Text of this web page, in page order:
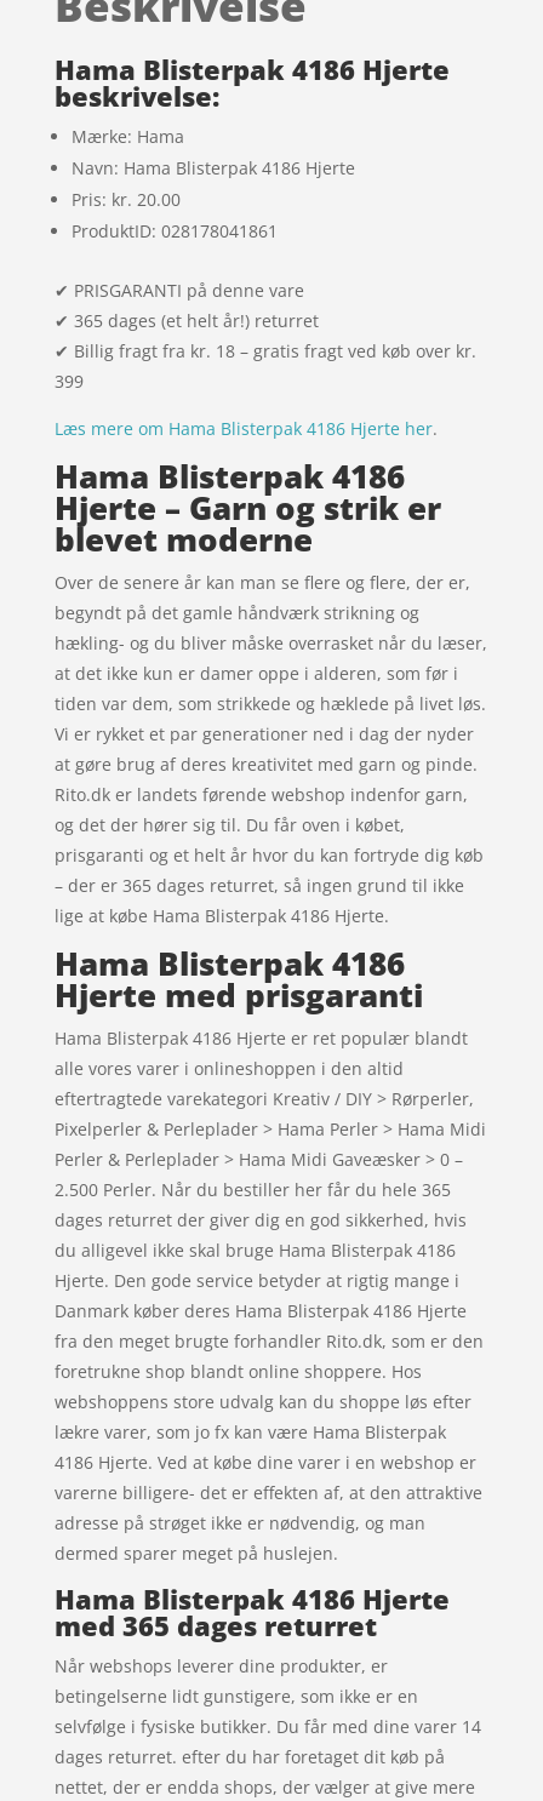
Hama Blisterpak 4186 Hjerte
beskrivelse:
Mærke: Hama
Navn: Hama Blisterpak 4186 Hjerte
Pris: kr. 20.00
ProduktID: 028178041861
✔ PRISGARANTI på denne vare
✔ 365 dages (et helt år!) returret
✔ Billig fragt fra kr. 18 – gratis fragt ved køb over kr.
399
Læs mere om Hama Blisterpak 4186 Hjerte her.
Hama Blisterpak 4186
Hjerte – Garn og strik er
blevet moderne
Over de senere år kan man se flere og flere, der er,
begyndt på det gamle håndværk strikning og
hækling- og du bliver måske overrasket når du læser,
at det ikke kun er damer oppe i alderen, som før i
tiden var dem, som strikkede og hæklede på livet løs.
Vi er rykket et par generationer ned i dag der nyder
at gøre brug af deres kreativitet med garn og pinde.
Rito.dk er landets førende webshop indenfor garn,
og det der hører sig til. Du får oven i købet,
prisgaranti og et helt år hvor du kan fortryde dig køb
– der er 365 dages returret, så ingen grund til ikke
lige at købe Hama Blisterpak 4186 Hjerte.
Hama Blisterpak 4186
Hjerte med prisgaranti
Hama Blisterpak 4186 Hjerte er ret populær blandt
alle vores varer i onlineshoppen i den altid
eftertragtede varekategori Kreativ / DIY > Rørperler,
Pixelperler & Perleplader > Hama Perler > Hama Midi
Perler & Perleplader > Hama Midi Gaveæsker > 0 –
2.500 Perler. Når du bestiller her får du hele 365
dages returret der giver dig en god sikkerhed, hvis
du alligevel ikke skal bruge Hama Blisterpak 4186
Hjerte. Den gode service betyder at rigtig mange i
Danmark køber deres Hama Blisterpak 4186 Hjerte
fra den meget brugte forhandler Rito.dk, som er den
foretrukne shop blandt online shoppere. Hos
webshoppens store udvalg kan du shoppe løs efter
lækre varer, som jo fx kan være Hama Blisterpak
4186 Hjerte. Ved at købe dine varer i en webshop er
varerne billigere- det er effekten af, at den attraktive
adresse på strøget ikke er nødvendig, og man
dermed sparer meget på huslejen.
Hama Blisterpak 4186 Hjerte
med 365 dages returret
Når webshops leverer dine produkter, er
betingelserne lidt gunstigere, som ikke er en
selvfølge i fysiske butikker. Du får med dine varer 14
dages returret. efter du har foretaget dit køb på
nettet, der er endda shops, der vælger at give mere